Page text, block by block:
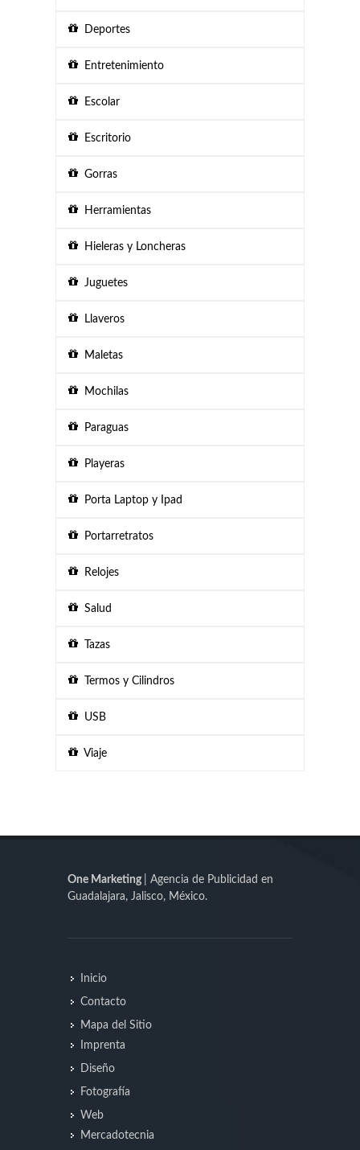
Deportes
Entretenimiento
Escolar
Escritorio
Gorras
Herramientas
Hieleras y Loncheras
Juguetes
Llaveros
Maletas
Mochilas
Paraguas
Playeras
Porta Laptop y Ipad
Portarretratos
Relojes
Salud
Tazas
Termos y Cilindros
USB
Viaje
One Marketing
| Agencia de Publicidad en
Guadalajara, Jalisco, México.
Inicio
Contacto
Mapa del Sitio
Imprenta
Diseño
Fotografía
Web
Mercadotecnia